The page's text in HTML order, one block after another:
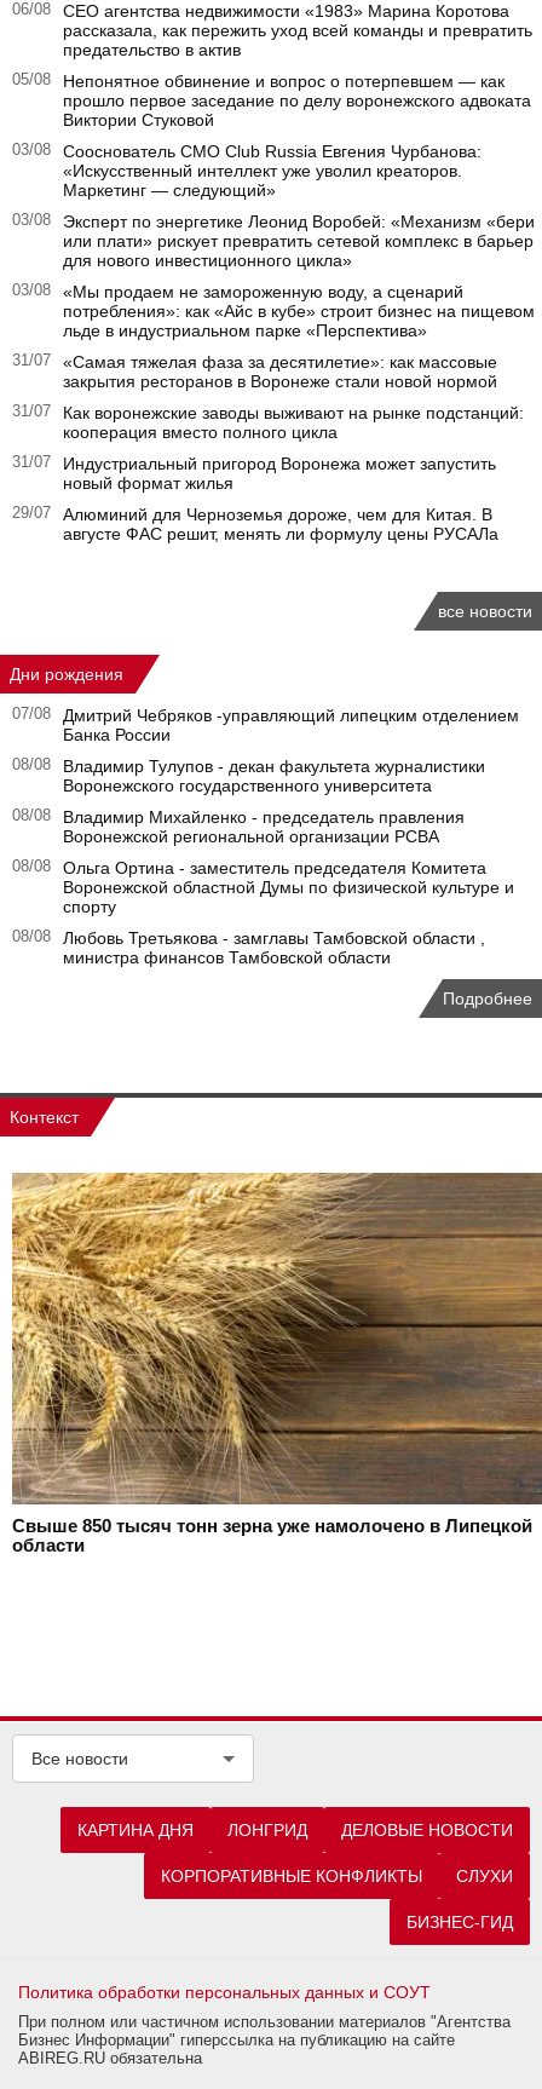
06/08
CEO агентства недвижимости «1983» Марина Коротова
рассказала, как пережить уход всей команды и превратить
предательство в актив
05/08
Непонятное обвинение и вопрос о потерпевшем — как
прошло первое заседание по делу воронежского адвоката
Виктории Стуковой
03/08
Сооснователь CMO Club Russia Евгения Чурбанова:
«Искусственный интеллект уже уволил креаторов.
Маркетинг — следующий»
03/08
Эксперт по энергетике Леонид Воробей: «Механизм «бери
или плати» рискует превратить сетевой комплекс в барьер
для нового инвестиционного цикла»
03/08
«Мы продаем не замороженную воду, а сценарий
потребления»: как «Айс в кубе» строит бизнес на пищевом
льде в индустриальном парке «Перспектива»
31/07
«Самая тяжелая фаза за десятилетие»: как массовые
закрытия ресторанов в Воронеже стали новой нормой
31/07
Как воронежские заводы выживают на рынке подстанций:
кооперация вместо полного цикла
31/07
Индустриальный пригород Воронежа может запустить
новый формат жилья
29/07
Алюминий для Черноземья дороже, чем для Китая. В
августе ФАС решит, менять ли формулу цены РУСАЛа
все новости
Дни рождения
07/08
Дмитрий Чебряков -управляющий липецким отделением
Банка России
08/08
Владимир Тулупов - декан факультета журналистики
Воронежского государственного университета
08/08
Владимир Михайленко - председатель правления
Воронежской региональной организации РСВА
08/08
Ольга Ортина - заместитель председателя Комитета
Воронежской областной Думы по физической культуре и
спорту
08/08
Любовь Третьякова - замглавы Тамбовской области ,
министра финансов Тамбовской области
Подробнее
Контекст
Свыше 850 тысяч тонн зерна уже намолочено в Липецкой
области
Все новости
КАРТИНА ДНЯ ЛОНГРИД ДЕЛОВЫЕ НОВОСТИ
КОРПОРАТИВНЫЕ КОНФЛИКТЫ СЛУХИ
БИЗНЕС-ГИД
Политика обработки персональных данных и СОУТ
При полном или частичном использовании материалов "Агентства
Бизнес Информации" гиперссылка на публикацию на сайте
ABIREG.RU обязательна